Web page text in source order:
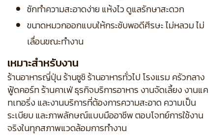
ซักทำความสะอาดง่าย แห้งไว ดูแลรักษาสะดวก
ขนาดหมวกออกแบบให้กระชับพอดีศีรษะ ไม่หลวม ไม่
เลื่อนขณะทำงาน
เหมาะสำหรับงาน
ร้านอาหารญี่ปุ่น ร้านซูชิ ร้านอาหารทั่วไป โรงแรม ครัวกลาง
ฟู้ดคอร์ท ร้านคาเฟ่ ธุรกิจบริการอาหาร งานจัดเลี้ยง งานแค
ทเทอริ่ง และงานบริการที่ต้องการความสะอาด ความเป็น
ระเบียบ และภาพลักษณ์แบบมืออาชีพ ตอบโจทย์การใช้งาน
จริงในทุกสภาพแวดล้อมการทำงาน